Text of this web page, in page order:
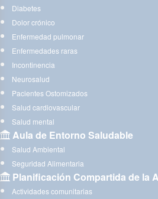
Diabetes
Dolor crónico
Enfermedad pulmonar
Enfermedades raras
Incontinencia
Neurosalud
Pacientes Ostomizados
Salud cardiovascular
Salud mental
Aula de Entorno Saludable
Salud Ambiental
Seguridad Alimentaria
Planificación Compartida de la
Actividades comunitarias